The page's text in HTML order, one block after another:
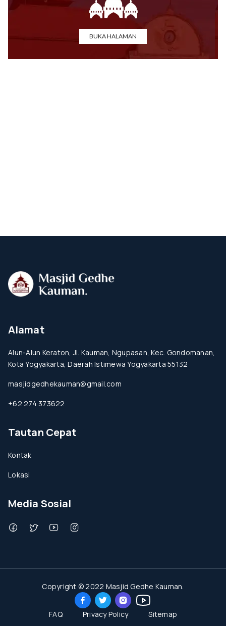
BUKA HALAMAN
Alamat
Alun-Alun Keraton, Jl. Kauman, Ngupasan, Kec. Gondomanan,
Kota Yogyakarta, Daerah Istimewa Yogyakarta 55132
masjidgedhekauman@gmail.com
+62 274 373622
Tautan Cepat
Kontak
Lokasi
Media Sosial
Copyright © 2022 Masjid Gedhe Kauman.
FAQ Privacy Policy Sitemap